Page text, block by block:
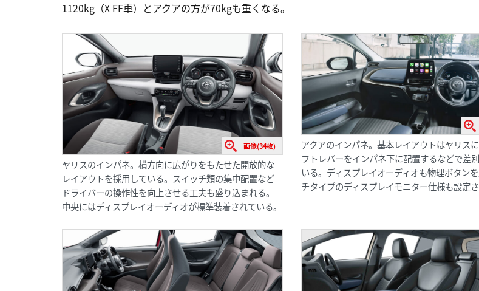
1120kg（X FF車）とアクアの方が70kgも重くなる。
画像(34枚)
ヤリスのインパネ。横方向に広がりをもたせた開放的な
レイアウトを採用している。スイッチ類の集中配置など
ドライバーの操作性を向上させる工夫も盛り込まれる。
中央にはディスプレイオーディオが標準装着されている。
アクアのインパネ。基本レイアウトはヤリス
フトレバーをインパネ下に配置するなどで差
いる。ディスプレイオーディオも物理ボタン
チタイプのディスプレイモニター仕様も設定さ